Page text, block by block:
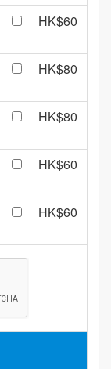
HK$60
HK$80
HK$80
HK$60
HK$60